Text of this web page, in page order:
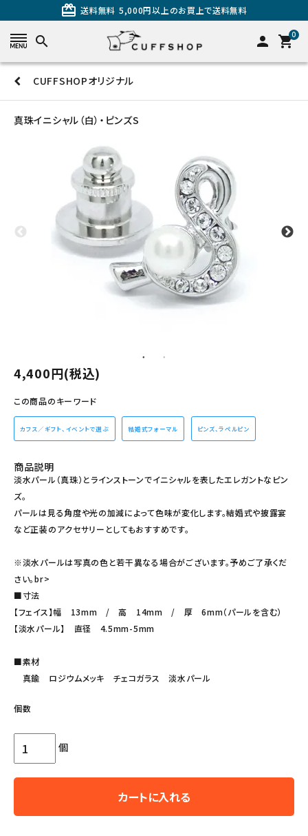
card_giftcard 送料無料 5,000円以上のお買上で送料無料
search person 0
shopping_cart
カテゴリーから探す
修理・交換
カフス相談室
CUFFSHOPオリジナル
真珠イニシャル（白）・ピンズS
4,400円(税込)
この商品のキーワード
カフス／ギフト、イベントで選ぶ 結婚式フォーマル ピンズ、ラペルピン
商品説明
淡水パール（真珠）とラインストーンでイニシャルを表したエレガントなピン
ズ。
パールは見る角度や光の加減によって色味が変化します。結婚式や披露宴
など正装のアクセサリーとしてもおすすめです。
※淡水パールは写真の色と若干異なる場合がございます。予めご了承くだ
さい。br>
■寸法
【フェイス】幅 13mm / 高 14mm / 厚 6mm（パールを含む）
【淡水パール】 直径 4.5mm-5mm
■素材
真鍮 ロジウムメッキ チェコガラス 淡水パール
個数
個
カートに入れる